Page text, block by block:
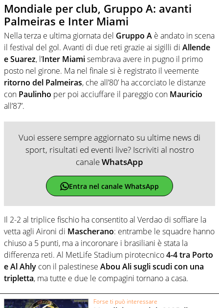
Mondiale per club, Gruppo A: avanti
Palmeiras e Inter Miami
Nella terza e ultima giornata del Gruppo A è andato in scena
il festival del gol. Avanti di due reti grazie ai sigilli di Allende
e Suarez, l’Inter Miamisembrava avere in pugno il primo
posto nel girone. Ma nel finale si è registrato il veemente
ritorno del Palmeiras, che all’80’ ha accorciato le distanze
con Paulinho per poi acciuffare il pareggio con Mauricio
all’87’.
Vuoi essere sempre aggiornato su ultime news di
sport, risultati ed eventi live? Iscriviti al nostro
canaleWhatsApp
Entra nel canale WhatsApp
Il 2-2 al triplice fischio ha consentito al Verdao di soffiare la
vetta agli Aironi di Mascherano: entrambe le squadre hanno
chiuso a 5 punti, ma a incoronare i brasiliani è stata la
differenza reti. Al MetLife Stadium pirotecnico4-4 tra Porto
e Al Ahly con il palestinese Abou Ali sugli scudi con una
tripletta, ma tutte e due le compagini tornano a casa.
Forse ti può interessare